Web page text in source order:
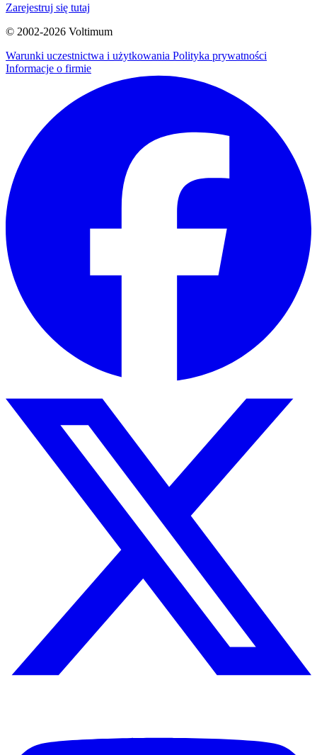
Zarejestruj się tutaj
© 2002-2026 Voltimum
Warunki uczestnictwa i użytkowania Polityka prywatności
Informacje o firmie